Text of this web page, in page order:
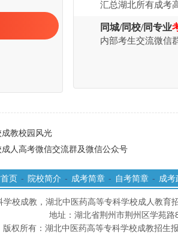
汇总湖北所有成考
同城/同校/同专业
内部考生交流微信
教校园风光
人高考微信交流群及微信公众号
页 - 院校简介 - 成考简章 - 自考简章 - 成考
校成教，湖北中医药高等专科学校成人教育
地址：湖北省荆州市荆州区学苑
版权所有：湖北中医药高等专科学校成教招生